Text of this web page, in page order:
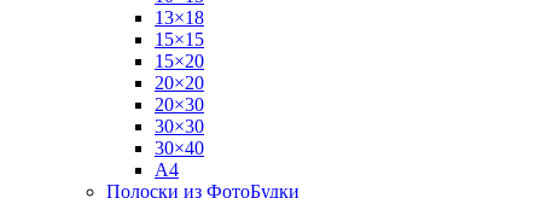
13×18
15×15
15×20
20×20
20×30
30×30
30×40
A4
Полоски из ФотоБудки